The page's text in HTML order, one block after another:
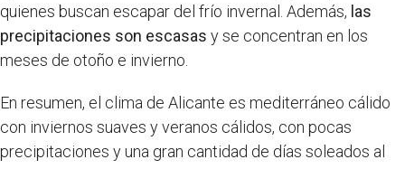
quienes buscan escapar del frío invernal. Además, las
precipitaciones son escasas y se concentran en los
meses de otoño e invierno.
En resumen, el clima de Alicante es mediterráneo cálido
con inviernos suaves y veranos cálidos, con pocas
precipitaciones y una gran cantidad de días soleados al